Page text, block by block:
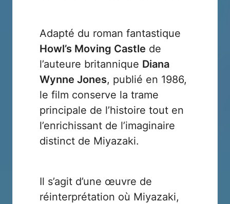
Adapté du roman fantastique
Howl’s Moving Castle de
l’auteure britannique Diana
Wynne Jones, publié en 1986,
le film conserve la trame
principale de l’histoire tout en
l’enrichissant de l’imaginaire
distinct de Miyazaki.
Il s’agit d’une œuvre de
réinterprétation où Miyazaki,